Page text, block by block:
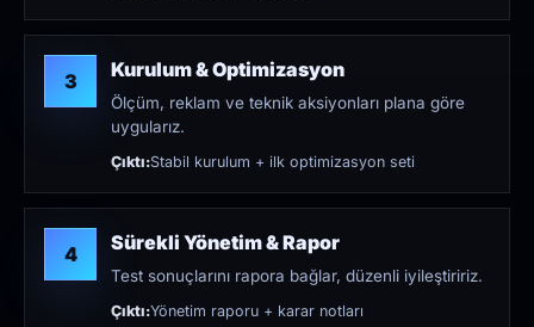
3 Kurulum & Optimizasyon
Ölçüm, reklam ve teknik aksiyonları plana göre
uygularız.
Çıktı:Stabil kurulum + ilk optimizasyon seti
4 Sürekli Yönetim & Rapor
Test sonuçlarını rapora bağlar, düzenli iyileştiririz.
Çıktı:Yönetim raporu + karar notları